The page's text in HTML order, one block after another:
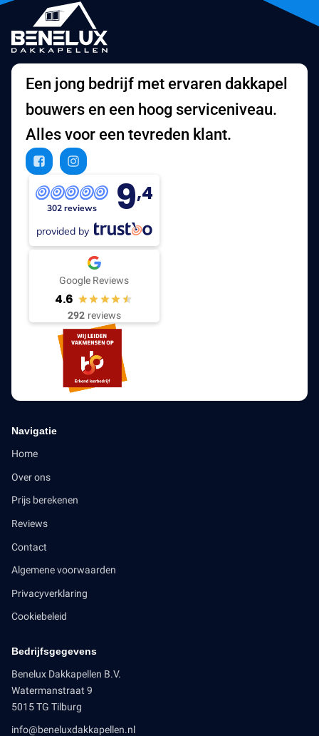
Een jong bedrijf met ervaren dakkapel
bouwers en een hoog serviceniveau.
Alles voor een tevreden klant.
302 reviews 9,4
provided by
Google Reviews
4.6
292 reviews
Navigatie
Home
Over ons
Prijs berekenen
Reviews
Contact
Algemene voorwaarden
Privacyverklaring
Cookiebeleid
Bedrijfsgegevens
Benelux Dakkapellen B.V.
Watermanstraat 9
5015 TG Tilburg
info@beneluxdakkapellen.nl